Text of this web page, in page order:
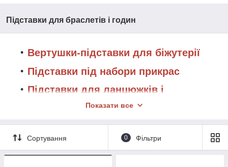
Підставки для браслетів і годин
Вертушки-підставки для біжутерії
Підставки під набори прикрас
Підставки для ланцюжків і
Підставки для кілець
Показати все
Сортування 0 Фільтри